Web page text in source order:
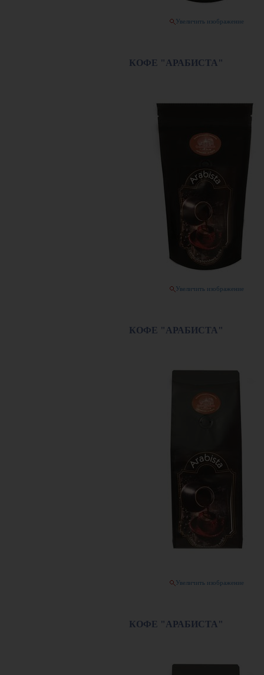
Увеличить изображение
КОФЕ "АРАБИСТА"
Увеличить изображение
КОФЕ "АРАБИСТА"
Увеличить изображение
КОФЕ "АРАБИСТА"